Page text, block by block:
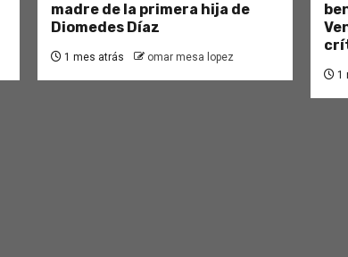
madre de la primera hija de
Diomedes Díaz
1 mes atrás omar mesa lopez
1